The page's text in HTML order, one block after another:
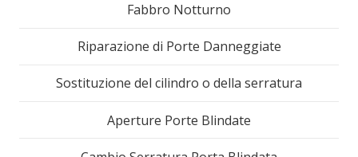
Fabbro Notturno
Riparazione di Porte Danneggiate
Sostituzione del cilindro o della serratura
Aperture Porte Blindate